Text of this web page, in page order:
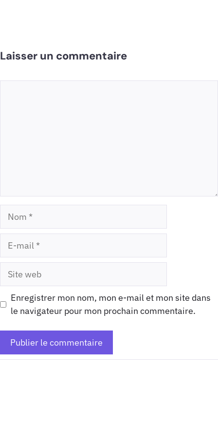
Laisser un commentaire
Nom
Site
Enregistrer mon nom, mon e-mail et mon site dans
le navigateur pour mon prochain commentaire.